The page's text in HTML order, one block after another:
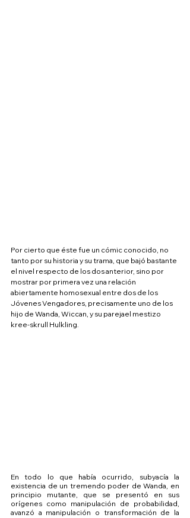
Por cierto que éste fue un cómic conocido, no
tanto por su historia y su trama, que bajó bastante
el nivel respecto de los dos anterior, sino por
mostrar por primera vez una relación
abiertamente homosexual entre dos de los
Jóvenes Vengadores, precisamente uno de los
hijo de Wanda, Wiccan, y su parejael mestizo
kree-skrull Hulkling.
En todo lo que había ocurrido, subyacía la
existencia de un tremendo poder de Wanda, en
principio mutante, que se presentó en sus
orígenes como manipulación de probabilidad,
avanzó a manipulación o transformación de la